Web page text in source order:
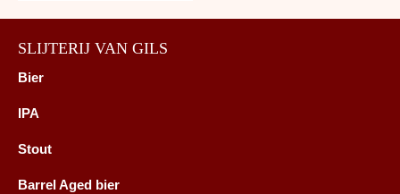
SLIJTERIJ VAN GILS
Bier
IPA
Stout
Barrel Aged bier